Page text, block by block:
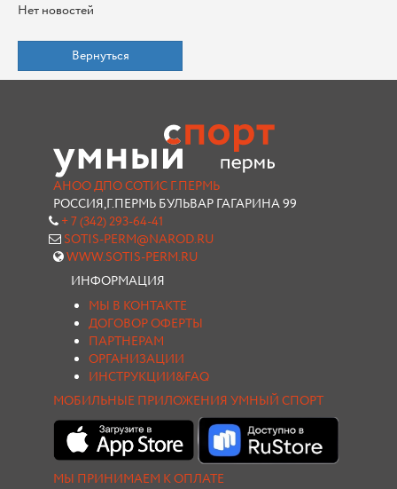
Нет новостей
Вернуться
АНОО ДПО СОТИС Г.ПЕРМЬ
РОССИЯ,Г.ПЕРМЬ БУЛЬВАР ГАГАРИНА 99
+ 7 (342) 293-64-41
SOTIS-PERM@NAROD.RU
WWW.SOTIS-PERM.RU
ИНФОРМАЦИЯ
МЫ В КОНТАКТЕ
ДОГОВОР ОФЕРТЫ
ПАРТНЕРАМ
ОРГАНИЗАЦИИ
ИНСТРУКЦИИ&FAQ
МОБИЛЬНЫЕ ПРИЛОЖЕНИЯ УМНЫЙ СПОРТ
МЫ ПРИНИМАЕМ К ОПЛАТЕ